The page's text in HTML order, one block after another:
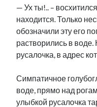
— Ух ты!.. –
находится. Только
обозначили эту его
растворились в воде.
русалочка, в адрес
Симпатичное
воде, прямо над
улыбкой русалочка